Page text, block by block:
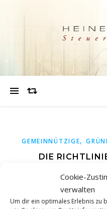
Cookie-
verwalten
Um dir ein optimales Erlebnis zu
GEMEINNÜTZIGE,
DIE
Einleitung Künstliche Intelligenz (KI) hat in den letzten